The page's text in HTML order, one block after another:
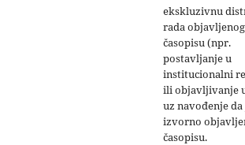
ekskluzivnu
rada
časopisu (npr.
postavljanje u
institucionalni
ili objavljivanje
uz navođenje
izvorno
časopisu.